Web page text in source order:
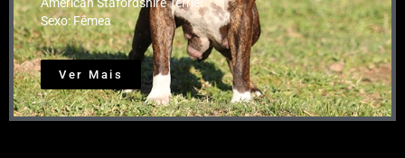
American Stafordshire Terrier
Sexo: Fêmea
Ver Mais